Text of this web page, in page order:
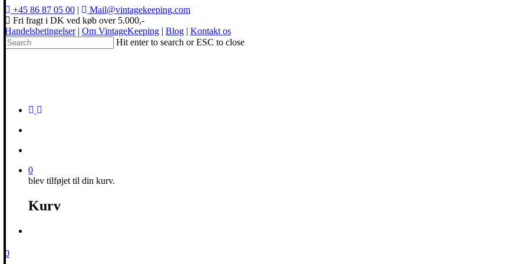
+45 86 87 05 00 |
Mail@vintagekeeping.com
Fri fragt i DK ved køb over 5.000,-
Handelsbetingelser| Om VintageKeeping | Blog | Kontakt os
Hit enter to search or ESC to close
0
blev tilføjet til din kurv.
Kurv
0